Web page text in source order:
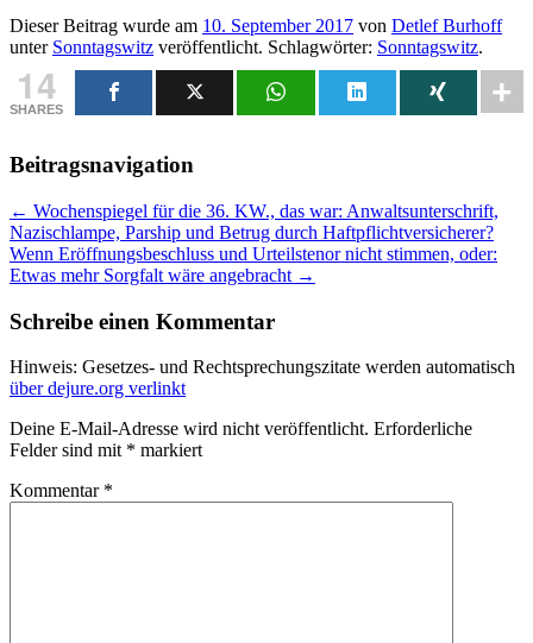
Dieser Beitrag wurde am 10. September 2017 von Detlef Burhoff
unter Sonntagswitz veröffentlicht. Schlagwörter: Sonntagswitz.
14
SHARES
Beitragsnavigation
← Wochenspiegel für die 36. KW., das war: Anwaltsunterschrift,
Nazischlampe, Parship und Betrug durch Haftpflichtversicherer?
Wenn Eröffnungsbeschluss und Urteilstenor nicht stimmen, oder:
Etwas mehr Sorgfalt wäre angebracht →
Schreibe einen Kommentar
Hinweis: Gesetzes- und Rechtsprechungszitate werden automatisch
über dejure.org verlinkt
Deine E-Mail-Adresse wird nicht veröffentlicht. Erforderliche
Felder sind mit * markiert
Kommentar *